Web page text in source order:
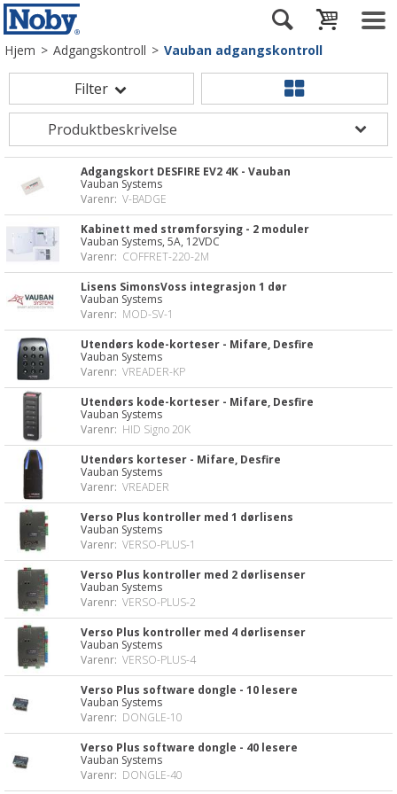
Hjem>Adgangskontroll>Vauban adgangskontroll
Filter
Adgangskort DESFIRE EV2 4K - Vauban
Vauban Systems
Varenr: V-BADGE
Kabinett med strømforsying - 2 moduler
Vauban Systems, 5A, 12VDC
Varenr: COFFRET-220-2M
Lisens SimonsVoss integrasjon 1 dør
Vauban Systems
Varenr: MOD-SV-1
Utendørs kode-korteser - Mifare, Desfire
Vauban Systems
Varenr: VREADER-KP
Utendørs kode-korteser - Mifare, Desfire
Vauban Systems
Varenr: HID Signo 20K
Utendørs korteser - Mifare, Desfire
Vauban Systems
Varenr: VREADER
Verso Plus kontroller med 1 dørlisens
Vauban Systems
Varenr: VERSO-PLUS-1
Verso Plus kontroller med 2 dørlisenser
Vauban Systems
Varenr: VERSO-PLUS-2
Verso Plus kontroller med 4 dørlisenser
Vauban Systems
Varenr: VERSO-PLUS-4
Verso Plus software dongle - 10 lesere
Vauban Systems
Varenr: DONGLE-10
Verso Plus software dongle - 40 lesere
Vauban Systems
Varenr: DONGLE-40